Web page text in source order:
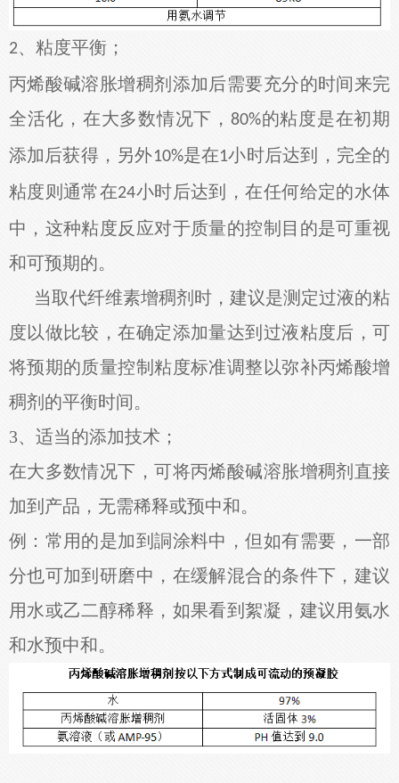
2、 粘度平衡；
丙烯酸碱溶胀增稠剂添加后需要充分的时间来完
全活化，在大多数情况下， 80%的粘度是在初期
添加后获得，另外10%是在1小时后达到，完全的
粘度则通常在24小时后达到，在任何给定的水体
中，这种粘度反应对于质量的控制目的是可重视
和可预期的。
当取代纤维素增稠剂时，建议是测定过液的粘
度以做比较，在确定添加量达到过液粘度后，可
将预期的质量控制粘度标准调整以弥补丙烯酸增
稠剂的平衡时间。
3、适当的添加技术；
在大多数情况下，可将丙烯酸碱溶胀增稠剂直接
加到产品，无需稀释或预中和。
例：常用的是加到詷涂料中，但如有需要，一部
分也可加到研磨中，在缓解混合的条件下，建议
用水或乙二醇稀释，如果看到絮凝，建议用氨水
和水预中和。